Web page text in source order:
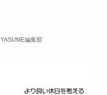
YASUME編集部